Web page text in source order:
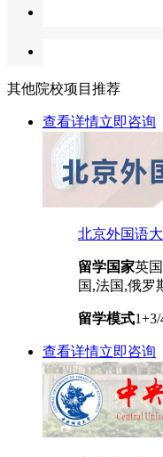
其他院校项目推荐
查看详情立即咨询
北京外国语
留学国家英
国,法国,俄罗
留学模式
查看详情立即咨询